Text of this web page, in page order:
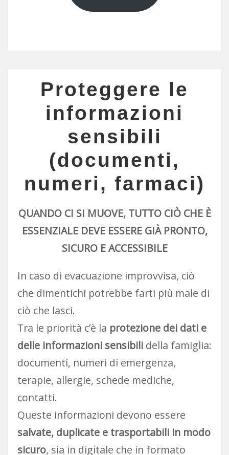
Proteggere le
informazioni
sensibili
(documenti,
numeri, farmaci)
QUANDO CI SI MUOVE, TUTTO CIÒ CHE È
ESSENZIALE DEVE ESSERE GIÀ PRONTO,
SICURO E ACCESSIBILE
In caso di evacuazione improvvisa, ciò
che dimentichi potrebbe farti più male di
ciò che lasci.
Tra le priorità c’è la protezione dei dati e
delle informazioni sensibilidella famiglia:
documenti, numeri di emergenza,
terapie, allergie, schede mediche,
contatti.
Queste informazioni devono essere
salvate, duplicate e trasportabili in modo
sicuro, sia in digitale che in formato